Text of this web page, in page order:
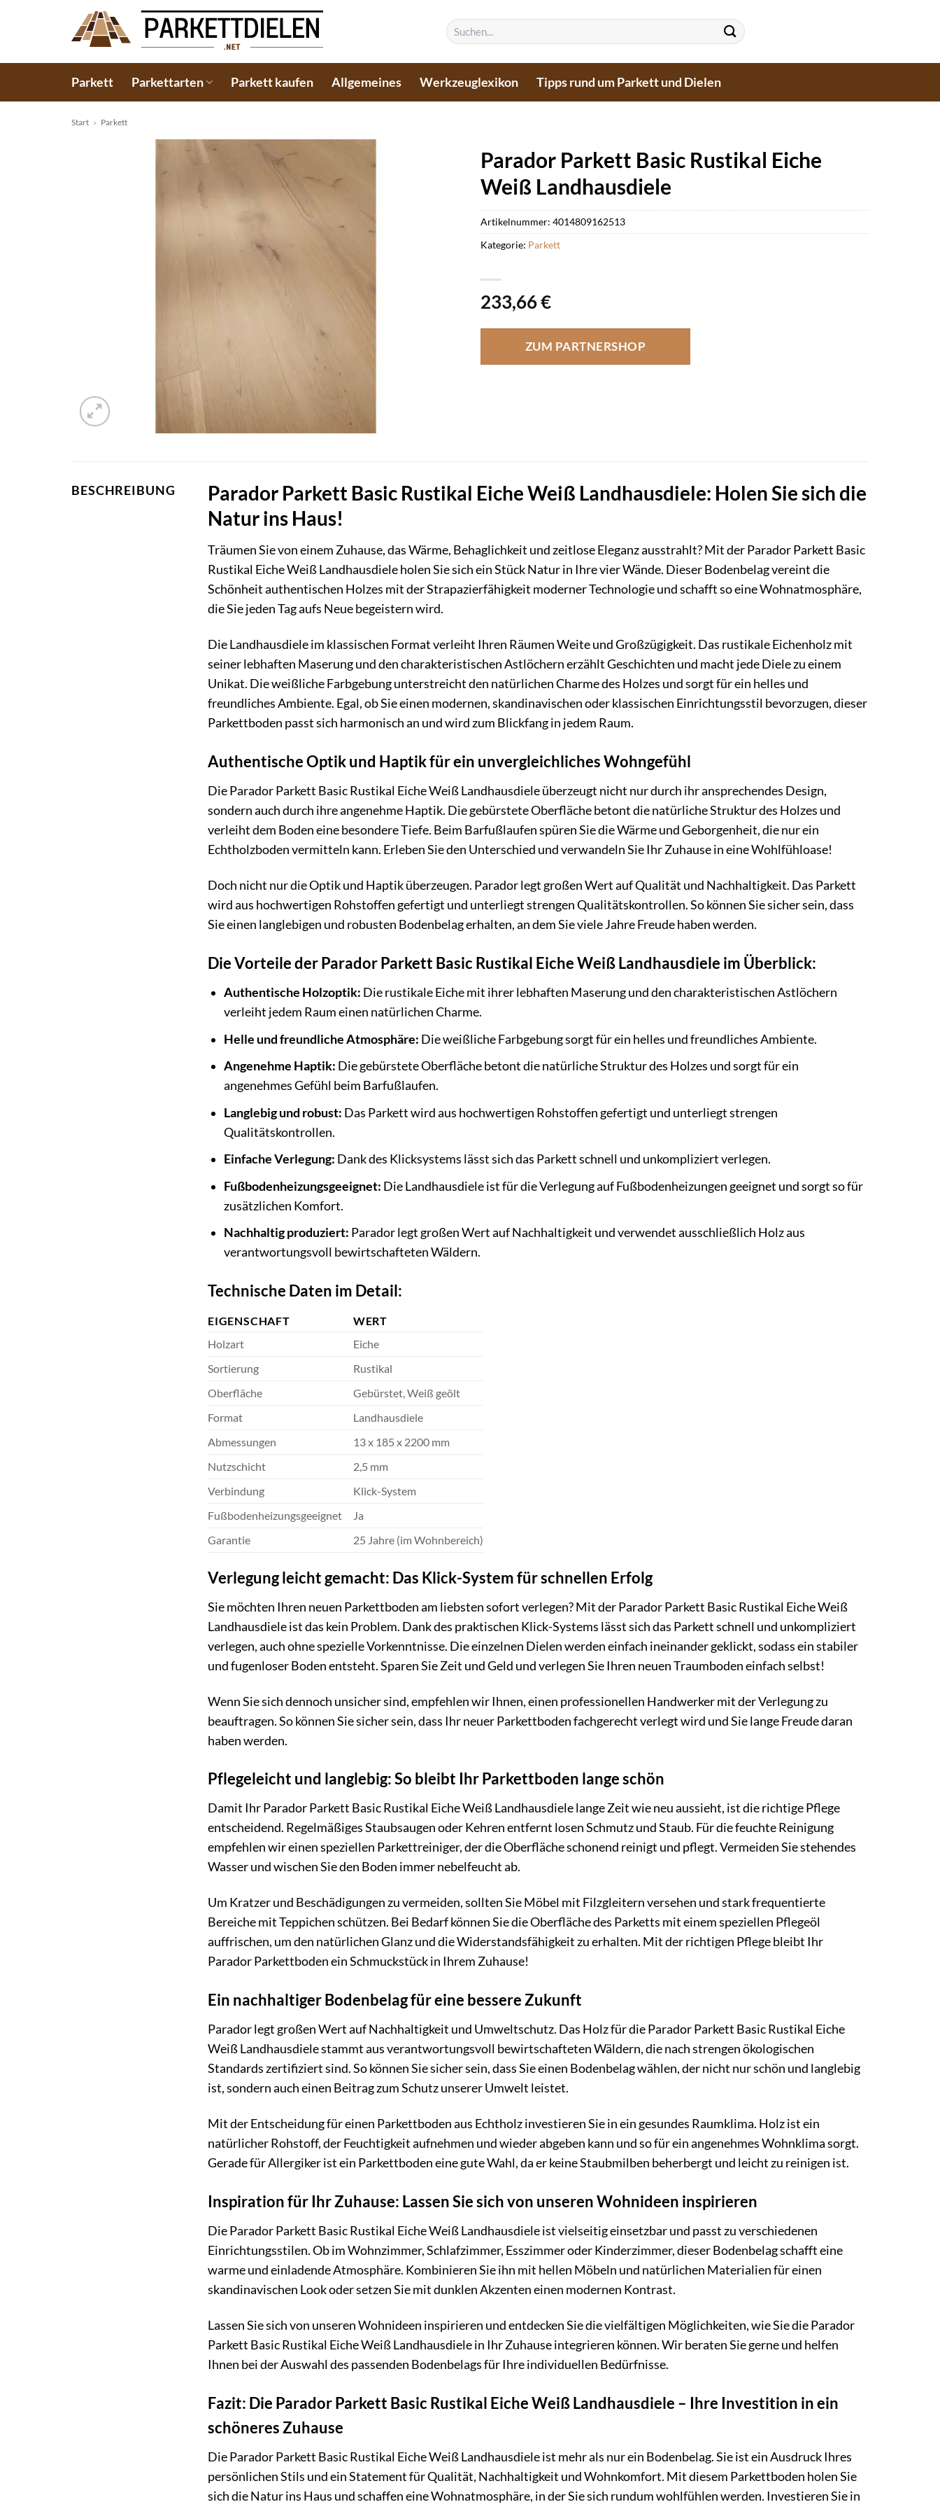
Suchen
nach:
Parkett Parkettarten Parkett kaufen Allgemeines Werkzeuglexikon Tipps rund um Parkett und Dielen
Start » Parkett
Parador Parkett Basic Rustikal Eiche
Weiß Landhausdiele
233,66€
ZUM PARTNERSHOP
Artikelnummer: 4014809162513
Kategorie: Parkett
BESCHREIBUNG
Parador Parkett Basic Rustikal Eiche Weiß Landhausdiele: Holen Sie sich die
Natur ins Haus!
Träumen Sie von einem Zuhause, das Wärme, Behaglichkeit und zeitlose Eleganz ausstrahlt? Mit der Parador Parkett Basic
Rustikal Eiche Weiß Landhausdiele holen Sie sich ein Stück Natur in Ihre vier Wände. Dieser Bodenbelag vereint die
Schönheit authentischen Holzes mit der Strapazierfähigkeit moderner Technologie und schafft so eine Wohnatmosphäre,
die Sie jeden Tag aufs Neue begeistern wird.
Die Landhausdiele im klassischen Format verleiht Ihren Räumen Weite und Großzügigkeit. Das rustikale Eichenholz mit
seiner lebhaften Maserung und den charakteristischen Astlöchern erzählt Geschichten und macht jede Diele zu einem
Unikat. Die weißliche Farbgebung unterstreicht den natürlichen Charme des Holzes und sorgt für ein helles und
freundliches Ambiente. Egal, ob Sie einen modernen, skandinavischen oder klassischen Einrichtungsstil bevorzugen, dieser
Parkettboden passt sich harmonisch an und wird zum Blickfang in jedem Raum.
Authentische Optik und Haptik für ein unvergleichliches Wohngefühl
Die Parador Parkett Basic Rustikal Eiche Weiß Landhausdiele überzeugt nicht nur durch ihr ansprechendes Design,
sondern auch durch ihre angenehme Haptik. Die gebürstete Oberfläche betont die natürliche Struktur des Holzes und
verleiht dem Boden eine besondere Tiefe. Beim Barfußlaufen spüren Sie die Wärme und Geborgenheit, die nur ein
Echtholzboden vermitteln kann. Erleben Sie den Unterschied und verwandeln Sie Ihr Zuhause in eine Wohlfühloase!
Doch nicht nur die Optik und Haptik überzeugen. Parador legt großen Wert auf Qualität und Nachhaltigkeit. Das Parkett
wird aus hochwertigen Rohstoffen gefertigt und unterliegt strengen Qualitätskontrollen. So können Sie sicher sein, dass
Sie einen langlebigen und robusten Bodenbelag erhalten, an dem Sie viele Jahre Freude haben werden.
Die Vorteile der Parador Parkett Basic Rustikal Eiche Weiß Landhausdiele im Überblick:
Authentische Holzoptik: Die rustikale Eiche mit ihrer lebhaften Maserung und den charakteristischen Astlöchern
verleiht jedem Raum einen natürlichen Charme.
Helle und freundliche Atmosphäre: Die weißliche Farbgebung sorgt für ein helles und freundliches Ambiente.
Angenehme Haptik: Die gebürstete Oberfläche betont die natürliche Struktur des Holzes und sorgt für ein
angenehmes Gefühl beim Barfußlaufen.
Langlebig und robust: Das Parkett wird aus hochwertigen Rohstoffen gefertigt und unterliegt strengen
Qualitätskontrollen.
Einfache Verlegung: Dank des Klicksystems lässt sich das Parkett schnell und unkompliziert verlegen.
Fußbodenheizungsgeeignet: Die Landhausdiele ist für die Verlegung auf Fußbodenheizungen geeignet und sorgt so für
zusätzlichen Komfort.
Nachhaltig produziert: Parador legt großen Wert auf Nachhaltigkeit und verwendet ausschließlich Holz aus
verantwortungsvoll bewirtschafteten Wäldern.
Technische Daten im Detail:
EIGENSCHAFT
WERT
Holzart
Eiche
Sortierung
Rustikal
Oberfläche
Gebürstet, Weiß geölt
Format
Landhausdiele
Abmessungen
13 x 185 x 2200 mm
Nutzschicht
2,5 mm
Verbindung
Klick-System
Fußbodenheizungsgeeignet
Ja
Garantie
25 Jahre (im Wohnbereich)
Verlegung leicht gemacht: Das Klick-System für schnellen Erfolg
Sie möchten Ihren neuen Parkettboden am liebsten sofort verlegen? Mit der Parador Parkett Basic Rustikal Eiche Weiß
Landhausdiele ist das kein Problem. Dank des praktischen Klick-Systems lässt sich das Parkett schnell und unkompliziert
verlegen, auch ohne spezielle Vorkenntnisse. Die einzelnen Dielen werden einfach ineinander geklickt, sodass ein stabiler
und fugenloser Boden entsteht. Sparen Sie Zeit und Geld und verlegen Sie Ihren neuen Traumboden einfach selbst!
Wenn Sie sich dennoch unsicher sind, empfehlen wir Ihnen, einen professionellen Handwerker mit der Verlegung zu
beauftragen. So können Sie sicher sein, dass Ihr neuer Parkettboden fachgerecht verlegt wird und Sie lange Freude daran
haben werden.
Pflegeleicht und langlebig: So bleibt Ihr Parkettboden lange schön
Damit Ihr Parador Parkett Basic Rustikal Eiche Weiß Landhausdiele lange Zeit wie neu aussieht, ist die richtige Pflege
entscheidend. Regelmäßiges Staubsaugen oder Kehren entfernt losen Schmutz und Staub. Für die feuchte Reinigung
empfehlen wir einen speziellen Parkettreiniger, der die Oberfläche schonend reinigt und pflegt. Vermeiden Sie stehendes
Wasser und wischen Sie den Boden immer nebelfeucht ab.
Um Kratzer und Beschädigungen zu vermeiden, sollten Sie Möbel mit Filzgleitern versehen und stark frequentierte
Bereiche mit Teppichen schützen. Bei Bedarf können Sie die Oberfläche des Parketts mit einem speziellen Pflegeöl
auffrischen, um den natürlichen Glanz und die Widerstandsfähigkeit zu erhalten. Mit der richtigen Pflege bleibt Ihr
Parador Parkettboden ein Schmuckstück in Ihrem Zuhause!
Ein nachhaltiger Bodenbelag für eine bessere Zukunft
Parador legt großen Wert auf Nachhaltigkeit und Umweltschutz. Das Holz für die Parador Parkett Basic Rustikal Eiche
Weiß Landhausdiele stammt aus verantwortungsvoll bewirtschafteten Wäldern, die nach strengen ökologischen
Standards zertifiziert sind. So können Sie sicher sein, dass Sie einen Bodenbelag wählen, der nicht nur schön und langlebig
ist, sondern auch einen Beitrag zum Schutz unserer Umwelt leistet.
Mit der Entscheidung für einen Parkettboden aus Echtholz investieren Sie in ein gesundes Raumklima. Holz ist ein
natürlicher Rohstoff, der Feuchtigkeit aufnehmen und wieder abgeben kann und so für ein angenehmes Wohnklima sorgt.
Gerade für Allergiker ist ein Parkettboden eine gute Wahl, da er keine Staubmilben beherbergt und leicht zu reinigen ist.
Inspiration für Ihr Zuhause: Lassen Sie sich von unseren Wohnideen inspirieren
Die Parador Parkett Basic Rustikal Eiche Weiß Landhausdiele ist vielseitig einsetzbar und passt zu verschiedenen
Einrichtungsstilen. Ob im Wohnzimmer, Schlafzimmer, Esszimmer oder Kinderzimmer, dieser Bodenbelag schafft eine
warme und einladende Atmosphäre. Kombinieren Sie ihn mit hellen Möbeln und natürlichen Materialien für einen
skandinavischen Look oder setzen Sie mit dunklen Akzenten einen modernen Kontrast.
Lassen Sie sich von unseren Wohnideen inspirieren und entdecken Sie die vielfältigen Möglichkeiten, wie Sie die Parador
Parkett Basic Rustikal Eiche Weiß Landhausdiele in Ihr Zuhause integrieren können. Wir beraten Sie gerne und helfen
Ihnen bei der Auswahl des passenden Bodenbelags für Ihre individuellen Bedürfnisse.
Fazit: Die Parador Parkett Basic Rustikal Eiche Weiß Landhausdiele – Ihre Investition in ein
schöneres Zuhause
Die Parador Parkett Basic Rustikal Eiche Weiß Landhausdiele ist mehr als nur ein Bodenbelag. Sie ist ein Ausdruck Ihres
persönlichen Stils und ein Statement für Qualität, Nachhaltigkeit und Wohnkomfort. Mit diesem Parkettboden holen Sie
sich die Natur ins Haus und schaffen eine Wohnatmosphäre, in der Sie sich rundum wohlfühlen werden. Investieren Sie in